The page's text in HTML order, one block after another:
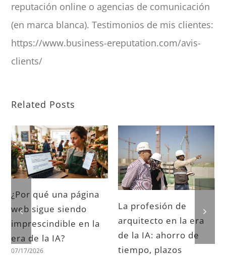
reputación online o agencias de comunicación
(en marca blanca). Testimonios de mis clientes:
https://www.business-ereputation.com/avis-
clients/
Related Posts
¿Por qué una página
web sigue siendo
imprescindible en la
era de la IA?
07/17/2026
La profesión de
arquitecto en la era
de la IA: ahorro de
tiempo, plazos